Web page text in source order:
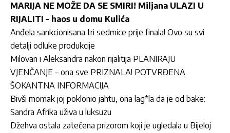
MARIJA NE MOŽE DA SE SMIRI! Miljana ULAZI U
RIJALITI – haos u domu Kulića
Anđela sankcionisana tri sedmice prije finala! Ovo su svi
detalji odluke produkcije
Milovan i Aleksandra nakon rijalitija PLANIRAJU
VJENČANJE – ona sve PRIZNALA! POTVRĐENA
ŠOKANTNA INFORMACIJA
Bivši momak joj poklonio jahtu, ona lag*la da je od bake:
Sandra Afrika uživa u luksuzu
Džehva ostala zatečena prizorom koji je ugledala u Bijeloj